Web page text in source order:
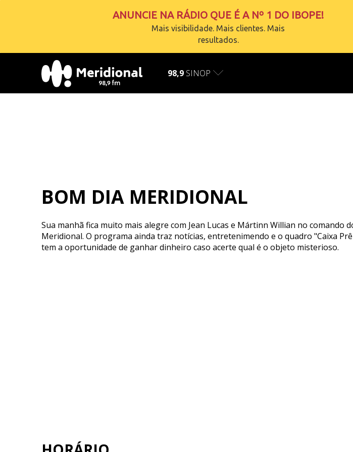
ANUNCIE NA RÁDIO QUE É A Nº 1 DO IBOPE!
Mais visibilidade. Mais clientes. Mais
resultados.
98,9 SINOP
BOM DIA MERIDIONAL
Sua manhã fica muito mais alegre com Jean Lucas e Mártinn Willian no comando
Meridional. O programa ainda traz notícias, entretenimendo e o quadro "Caixa
tem a oportunidade de ganhar dinheiro caso acerte qual é o objeto misterioso.